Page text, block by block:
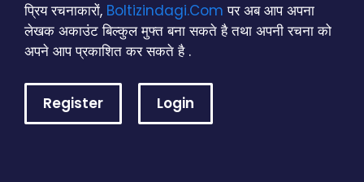
प्रिय रचनाकारों, Boltizindagi.Com पर अब आप अपना
लेखक अकाउंट बिल्कुल मुफ्त बना सकते है तथा अपनी रचना को
अपने आप प्रकाशित कर सकते है .
Register Login